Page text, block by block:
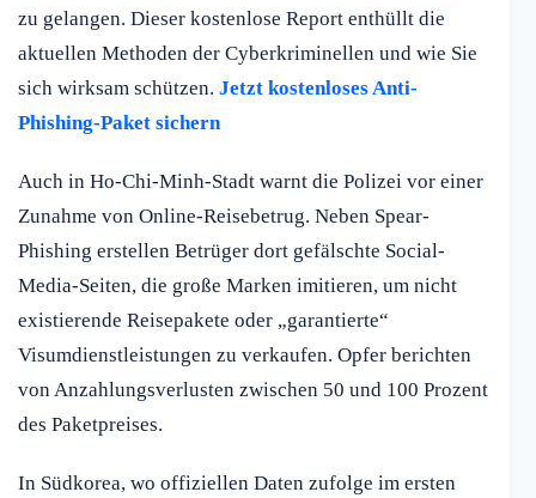
zu gelangen. Dieser kostenlose Report enthüllt die
aktuellen Methoden der Cyberkriminellen und wie Sie
sich wirksam schützen. Jetzt kostenloses Anti-
Phishing-Paket sichern
Auch in Ho-Chi-Minh-Stadt warnt die Polizei vor einer
Zunahme von Online-Reisebetrug. Neben Spear-
Phishing erstellen Betrüger dort gefälschte Social-
Media-Seiten, die große Marken imitieren, um nicht
existierende Reisepakete oder „garantierte“
Visumdienstleistungen zu verkaufen. Opfer berichten
von Anzahlungsverlusten zwischen 50 und 100 Prozent
des Paketpreises.
In Südkorea, wo offiziellen Daten zufolge im ersten